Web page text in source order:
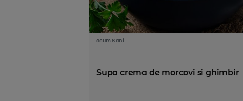
acum 8 ani
Supa crema de morcovi si ghimbir